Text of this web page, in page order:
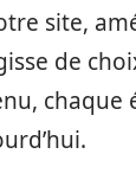
site,
de